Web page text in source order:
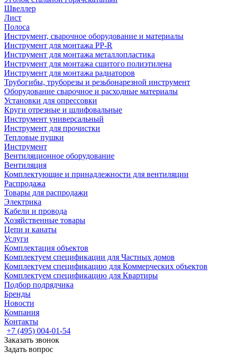
Швеллер
Лист
Полоса
Инструмент, сварочное оборудование и материалы
Инструмент для монтажа PP-R
Инструмент для монтажа металлопластика
Инструмент для монтажа сшитого полиэтилена
Инструмент для монтажа радиаторов
Трубогибы, труборезы и резьбонарезной инструмент
Оборудование сварочное и расходные материалы
Установки для опрессовки
Круги отрезные и шлифовальные
Инструмент универсальный
Инструмент для прочистки
Тепловые пушки
Инструмент
Вентиляционное оборудование
Вентиляция
Комплектующие и принадлежности для вентиляции
Распродажа
Товары для распродажи
Электрика
Кабели и провода
Хозяйственные товары
Цепи и канаты
Услуги
Комплектация объектов
Комплектуем спецификации для Частных домов
Комплектуем спецификацию для Коммерческих объектов
Комплектуем спецификацию для Квартиры
Подбор подрядчика
Бренды
Новости
Компания
Контакты
+7 (495) 004-01-54
Заказать звонок
Задать вопрос